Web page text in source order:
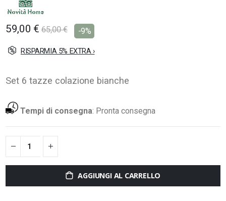
59,00 € 65,00 € -9%
RISPARMIA 5% EXTRA ›
Set 6 tazze colazione bianche
Tempi di consegna: Pronta consegna
AGGIUNGI AL CARRELLO